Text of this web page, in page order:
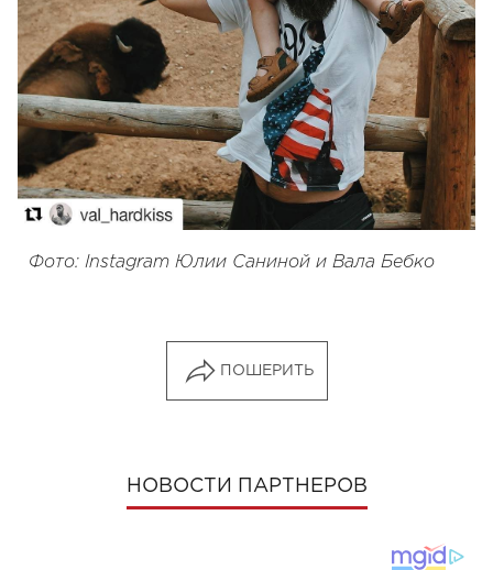
Фото: Instagram Юлии Саниной и Вала Бебко
ПОШЕРИТЬ
НОВОСТИ ПАРТНЕРОВ